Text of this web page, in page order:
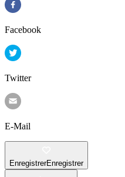
Facebook
Twitter
E-Mail
EnregistrerEnregistrer